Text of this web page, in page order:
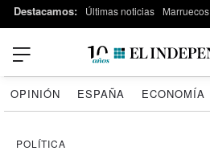
Destacamos: Últimas noticias Marruecos
OPINIÓN ESPAÑA ECONOMÍA
POLÍTICA